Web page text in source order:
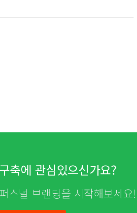
축에 관심있으신가요?
스널 브랜딩을 시작해보세